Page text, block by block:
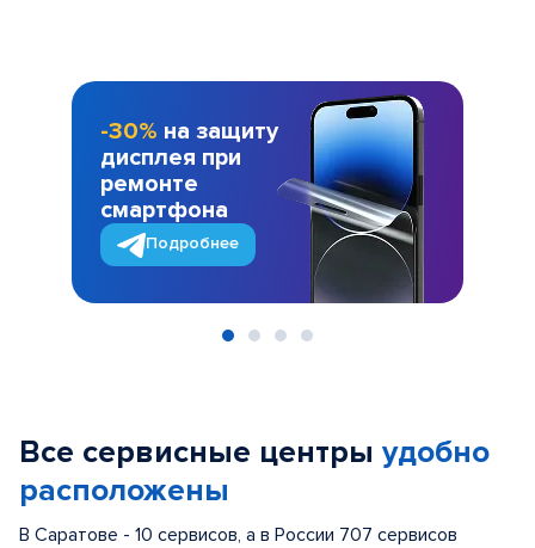
-30% на защиту
дисплея при
ремонте
смартфона
Подробнее
Все сервисные центры удобно
расположены
В Саратове - 10 сервисов, а в России 707 сервисов